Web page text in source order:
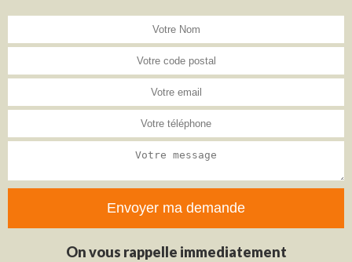
On vous rappelle immediatement